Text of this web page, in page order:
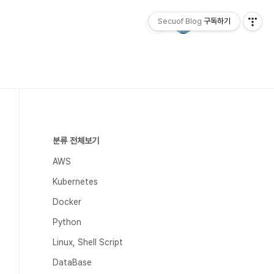
분류 전체보기
AWS
Kubernetes
Docker
Python
Linux, Shell Script
DataBase
Secuof Blog 구독하기